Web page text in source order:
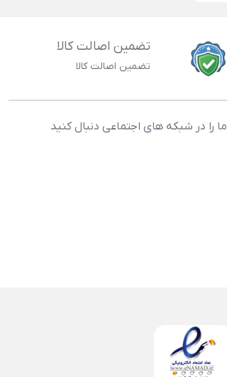
تضمین اصالت کالا
تضمین اصالت کالا
ما را در شبکه های اجتماعی دنبال کنید